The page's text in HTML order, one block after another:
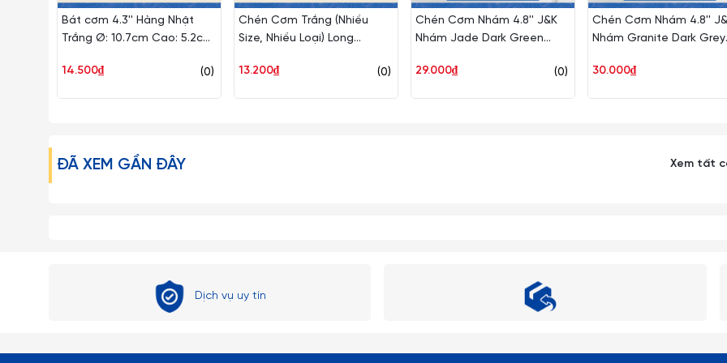
Bát cơm 4.3'' Hàng Nhật
Trắng Ø: 10.7cm Cao: 5.2cm
Long Phương Sứ LP AA 1117(0)
14.500₫
Chén Cơm Trắng (Nhiều
Size, Nhiều Loại) Long
(0)
13.200₫
Chén Cơm Nhám 4.8'' J&K
Nhám Jade Dark Green
6cm Superware Nhựa
(0)
29.000₫
Chén Cơm Nhám 4.8''
Nhám Granite Dark Grey
Cao: 6cm Superware
30.000₫
ĐÃ XEM GẦN ĐÂY Xem tất
Dịch vụ uy tín